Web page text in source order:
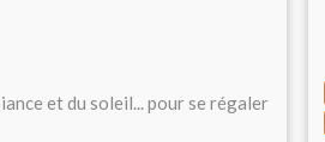
et du soleil... pour se régaler